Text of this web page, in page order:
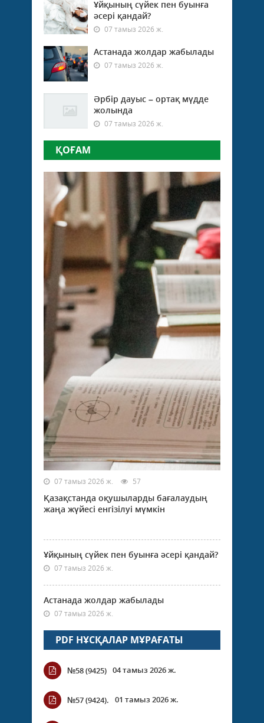
Ұйқының сүйек пен буынға
әсері қандай?
07 тамыз 2026 ж.
Астанада жолдар жабылады
07 тамыз 2026 ж.
Әрбір дауыс – ортақ мүдде
жолында
07 тамыз 2026 ж.
ҚОҒАМ
07 тамыз 2026 ж. 57
Қазақстанда оқушыларды бағалаудың
жаңа жүйесі енгізілуі мүмкін
Ұйқының сүйек пен буынға әсері қандай?
07 тамыз 2026 ж.
Астанада жолдар жабылады
07 тамыз 2026 ж.
PDF НҰСҚАЛАР МҰРАҒАТЫ
№58 (9425) 04 тамыз 2026 ж.
№57 (9424). 01 тамыз 2026 ж.